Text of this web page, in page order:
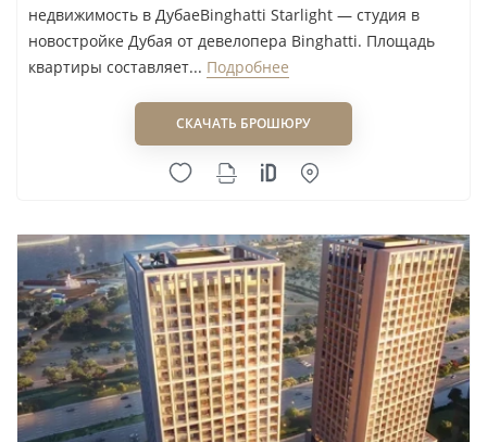
недвижимость в ДубаеBinghatti Starlight — студия в
новостройке Дубая от девелопера Binghatti. Площадь
квартиры составляет... Подробнее
СКАЧАТЬ БРОШЮРУ